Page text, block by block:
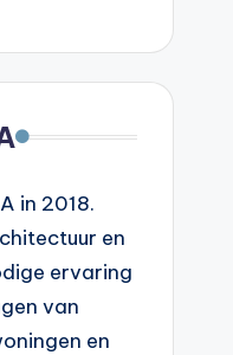
in 2018.
en
ervaring
van
en